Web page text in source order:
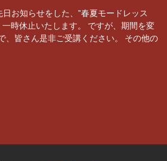
お知らせをした、‟春夏モードレッス
一時休止いたします。 ですが、期間を変
、皆さん是非ご受講ください。 その他の